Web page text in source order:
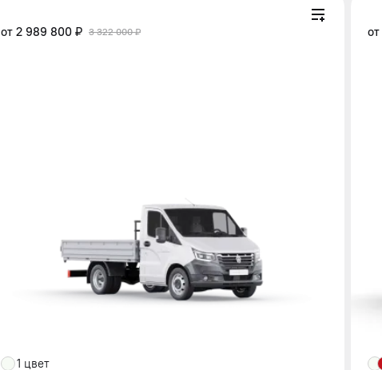
от 2 989 800 ₽ 3 322 000 ₽
1 цвет
от